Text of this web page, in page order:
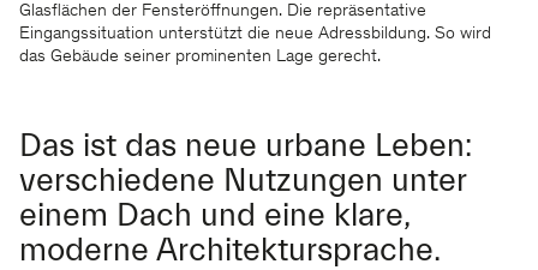
Glasflächen der Fensteröffnungen. Die repräsentative
Eingangssituation unterstützt die neue Adressbildung. So wird
das Gebäude seiner prominenten Lage gerecht.
Das ist das neue urbane Leben:
verschiedene Nutzungen unter
einem Dach und eine klare,
moderne Architektursprache.